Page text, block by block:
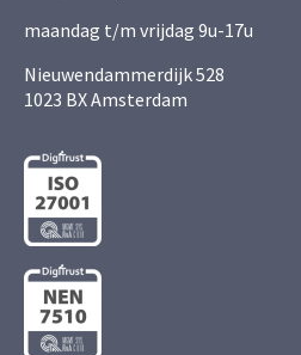
maandag t/m vrijdag 9u-17u
Nieuwendammerdijk 528
1023 BX Amsterdam